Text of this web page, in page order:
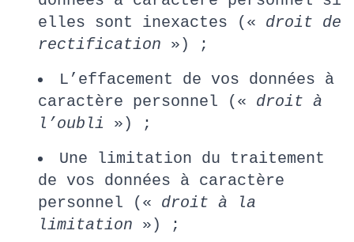
elles sont inexactes (« droit de
rectification ») ;
L’effacement de vos données à
caractère personnel (« droit à
l’oubli ») ;
Une limitation du traitement
de vos données à caractère
personnel (« droit à la
limitation ») ;